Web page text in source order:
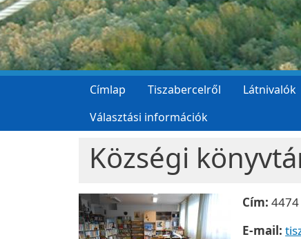
Címlap Tiszabercelről Látnivalók
Választási információk
Községi
Cím:
E-mail: